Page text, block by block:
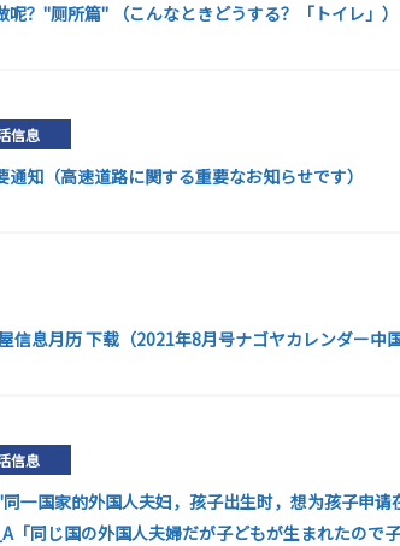
？"厕所篇" （こんなときどうする？「トイレ」）
信息
知（高速道路に関する重要なお知らせです）
信息月历 下载（2021年8月号ナゴヤカレンダー中
信息
一国家的外国人夫妇，孩子出生时，想为孩子申
「同じ国の外国人夫婦だが子どもが生まれたので